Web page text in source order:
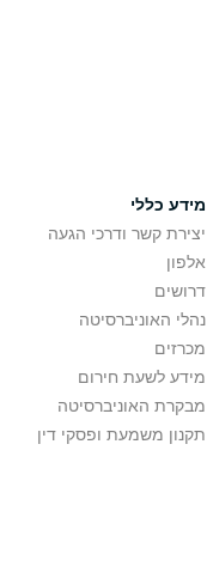
מידע כללי
יצירת קשר ודרכי הגעה
אלפון
דרושים
נהלי האוניברסיטה
מכרזים
מידע לשעת חירום
מבקרת האוניברסיטה
תקנון משמעת ופסקי דין